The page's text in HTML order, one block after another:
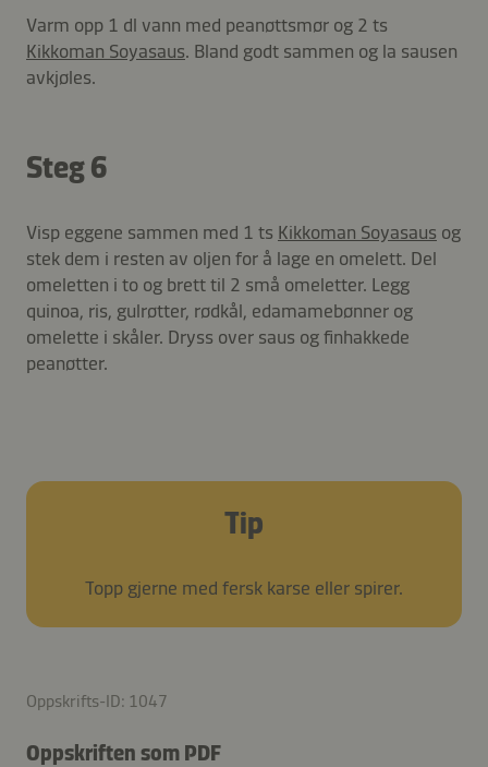
Varm opp 1 dl vann med peanøttsmør og 2 ts
Kikkoman Soyasaus. Bland godt sammen og la sausen
avkjøles.
Steg 6
Visp eggene sammen med 1 ts Kikkoman Soyasaus og
stek dem i resten av oljen for å lage en omelett. Del
omeletten i to og brett til 2 små omeletter. Legg
quinoa, ris, gulrøtter, rødkål, edamamebønner og
omelette i skåler. Dryss over saus og finhakkede
peanøtter.
Tip
Topp gjerne med fersk karse eller spirer.
Oppskrifts-ID: 1047
Oppskriften som PDF